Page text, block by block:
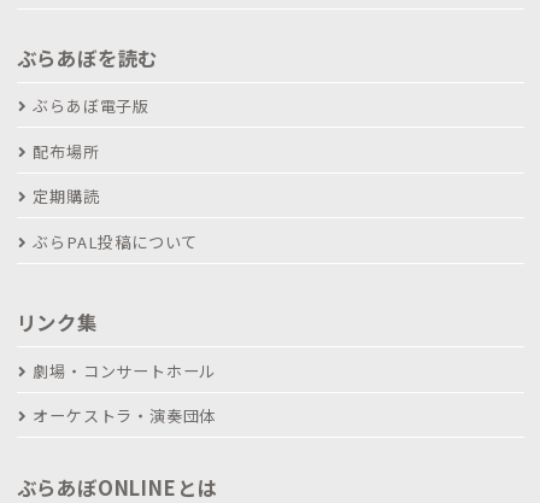
ぶらあぼを読む
ぶらあぼ電子版
配布場所
定期購読
ぶらPAL投稿について
リンク集
劇場・コンサートホール
オーケストラ・演奏団体
ぶらあぼONLINEとは